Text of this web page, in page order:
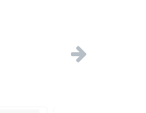
Volgende